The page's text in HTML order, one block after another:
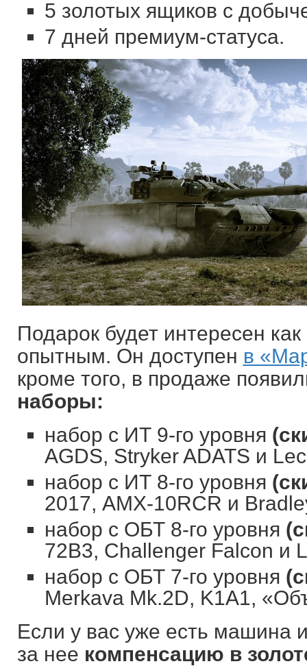
5 золотых ящиков с
7 дней премиум-статуса.
Подарок будет интересен
опытным. Он доступен в
кроме того, в продаже
наборы:
набор с ИТ 9-го уровня
AGDS, Stryker ADATS и
набор с ИТ 8-го уровня
2017, AMX-10RCR и
набор с ОБТ 8-го уровня
72B3, Challenger Falcon и
набор с ОБТ 7-го уровня
Merkava Mk.2D, K1A1,
Если у вас уже есть машина
за нее компенсацию в